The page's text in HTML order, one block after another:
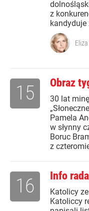
z
kandyduje
Obraz
30 lat
Pamela
w słynny
Boruc
z
15
Info
Katolicy
Katoliccy
16